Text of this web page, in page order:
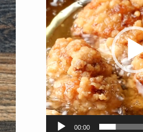
レ
ー
ヤ
ー
00:00